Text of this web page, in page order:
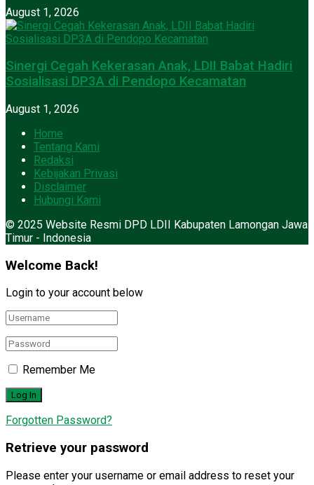
August 1, 2026
Sinergi Cegah Kekerasan Anak, LDII Babat Hadiri
Sosialisasi DP3A di Pendopo Kecamatan
August 1, 2026
Home
Tentang Kami
Redaksi
Kebijakan Privasi
Disclaimer
Hubungi Kami
© 2025 Website Resmi DPD LDII Kabupaten Lamongan Jawa
Timur - Indonesia
Welcome Back!
Login to your account below
Remember Me
Forgotten Password?
Retrieve your password
Please enter your username or email address to reset your